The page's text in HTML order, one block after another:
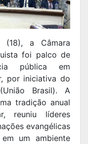
(18), a Câmara
foi palco de
pública em
por iniciativa do
Brasil). A
tradição anual
reuniu líderes
evangélicas
um ambiente